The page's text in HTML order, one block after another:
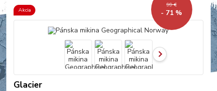
Akcia
99 €
- 71 %
Glacier